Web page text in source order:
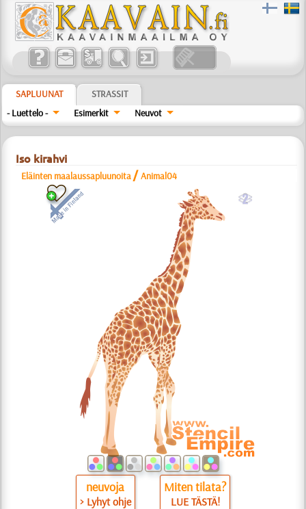
SAPLUUNAT
STRASSIT
- Luettelo -
Esimerkit Neuvot
Iso kirahvi
Eläinten maalaussapluunoita /Animal04
b
neuvoja
> Lyhyt ohje
Miten tilata?
LUE TÄSTÄ!